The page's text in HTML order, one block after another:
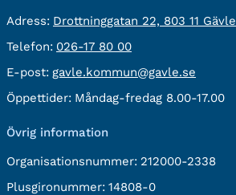
Adress: besöksadress:
Drottninggatan 22, 803 11 Gävle
Telefon: Telefon:
026-17 80 00
E-post: E-
post:
gavle.kommun@gavle.se
Öppettider: Måndag-fredag 8.00-17.00
Övrig information
Organisationsnummer: 212000-2338
Plusgironummer: 14808-0